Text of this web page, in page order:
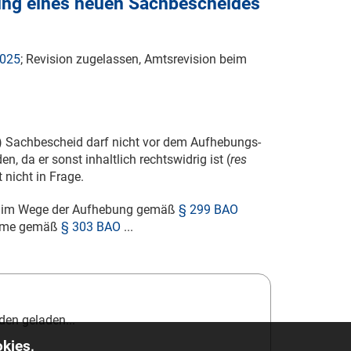
; Revision zugelassen, Amtsrevision beim
Sachbescheid darf nicht vor dem Aufhebungs-
da er sonst inhaltlich rechtswidrig ist (res
nicht in Frage.
Wege der Aufhebung gemäß § 299 BAO
gemäß § 303 BAO ...
geladen...